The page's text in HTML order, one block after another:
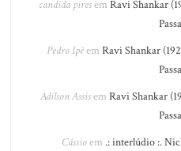
candida piresem Ravi Shankar
Pedro Ipêem Ravi Shankar
Adilson Assisem Ravi Shankar
Cássioem .: interlúdio :.